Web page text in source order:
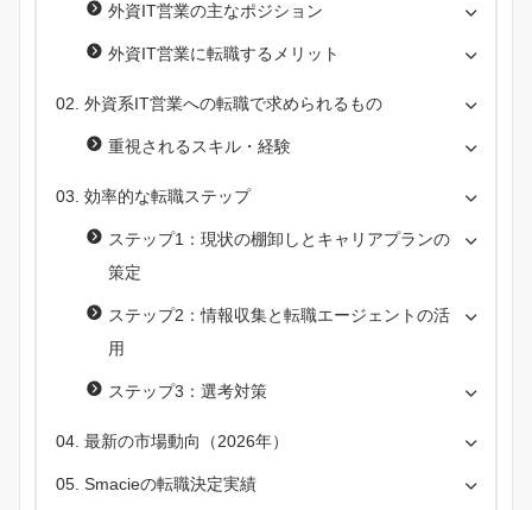
外資IT営業の主なポジション
外資IT営業に転職するメリット
外資系IT営業への転職で求められるもの
重視されるスキル・経験
効率的な転職ステップ
ステップ1：現状の棚卸しとキャリアプランの
策定
ステップ2：情報収集と転職エージェントの活
用
ステップ3：選考対策
最新の市場動向（2026年）
Smacieの転職決定実績